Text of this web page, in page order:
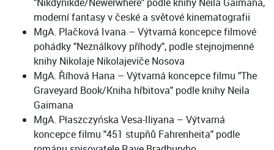
moderní fantasy v české a světové kinematografii
MgA. Plačková Ivana – Výtvarná koncepce filmové
pohádky "Neználkovy příhody", podle stejnojmenné
knihy Nikolaje Nikolajeviče Nosova
MgA. Říhová Hana – Výtvarná koncepce filmu "The
Graveyard Book/Kniha hřbitova" podle knihy Neila
Gaimana
MgA. Płaszczyńska Vesa-Iliyana – Výtvarná
koncepce filmu "451 stupňů Fahrenheita" podle